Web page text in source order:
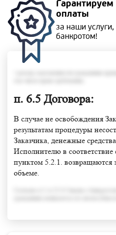
Гарантируем
оплаты
за наши услуги,
банкротом!
п. 6.5 Договора:
В случае не освобождения
результатам процедуры
Заказчика, денежные
Исполнителю в
пунктом 5.2.1. возвращаются
объеме.